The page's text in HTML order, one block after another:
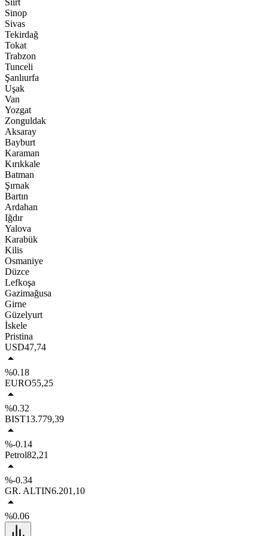
Siirt
Sinop
Sivas
Tekirdağ
Tokat
Trabzon
Tunceli
Şanlıurfa
Uşak
Van
Yozgat
Zonguldak
Aksaray
Bayburt
Karaman
Kırıkkale
Batman
Şırnak
Bartın
Ardahan
Iğdır
Yalova
Karabük
Kilis
Osmaniye
Düzce
Lefkoşa
Gazimağusa
Girne
Güzelyurt
İskele
Pristina
USD47,74
%0.18
EURO55,25
%0.32
BIST13.779,39
%-0.14
Petrol82,21
%-0.34
GR. ALTIN6.201,10
%0.06